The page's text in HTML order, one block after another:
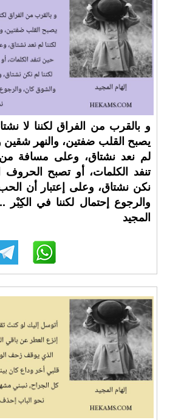
و بالقرب من الفراق لكننا لا
يصبح القلب ضفتين، والنهر شقين
لم نعد نشتاق، وعلى مسافة من
تنفد الكلمات، أو تصبح الحروف
نكن نشتاق، وعلى إعتبار أن
والرجوع إحتمال لكننا في
المجيد